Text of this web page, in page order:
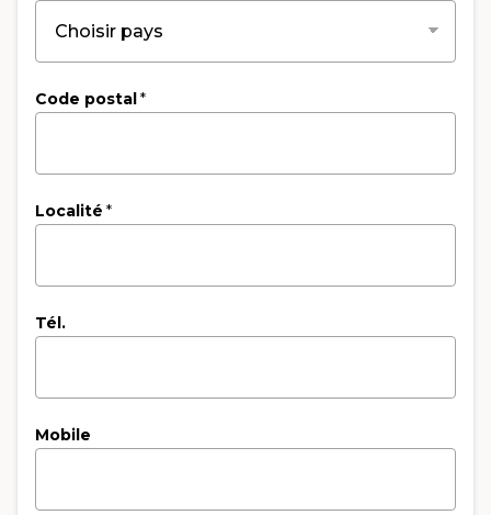
Code postal*
Localité *
Tél.
Mobile